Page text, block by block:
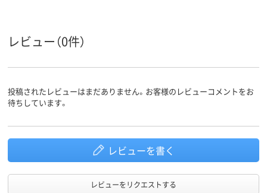
レビュー（0件）
投稿されたレビューはまだありません。お客様のレビューコメントをお
待ちしています。
レビューを書く
レビューをリクエストする